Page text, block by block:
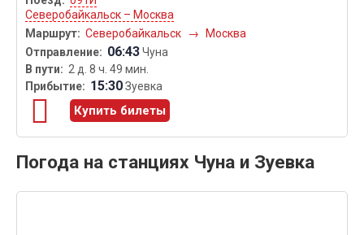
Северобайкальск – Москва
Северобайкальск
→ Москва
06:43Чуна
2 д. 8 ч. 49 мин.
15:30Зуевка
Купить билеты
Погода на станциях Чуна и Зуевка